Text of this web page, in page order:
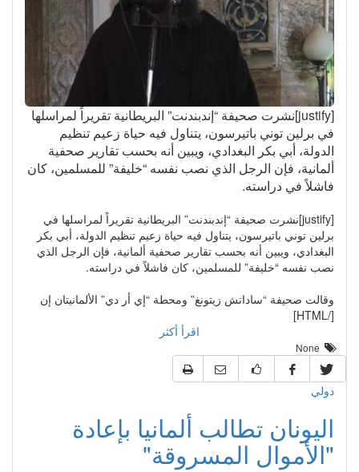
[justify]نشرت صحيفة “إندبندنت” البريطانية تقريراً لمراسلها
في برلين توني باتيرسون، يتناول فيه حياة زعيم تنظيم
الدولة، أبي بكر البغدادي، ويبين أنه بحسب تقارير صحفية
ألمانية، فإن الرجل الذي نصب نفسه “خليفة” للمسلمين، كان
فاشلاً في دراسته.
[justify]نشرت صحيفة “إندبندنت” البريطانية تقريراً لمراسلها في
برلين توني باتيرسون، يتناول فيه حياة زعيم تنظيم الدولة، أبي بكر
البغدادي، ويبين أنه بحسب تقارير صحفية ألمانية، فإن الرجل الذي
نصب نفسه “خليفة” للمسلمين، كان فاشلاً في دراسته.
وقالت صحيفة “ساداتش زيتونغ” ومحطة “إي أر دي” الألمانيتان إن
اقرأ أكثر
None
دولي
اليونان تطالب ألمانيا بإعادة
"الأموال المسروقة"